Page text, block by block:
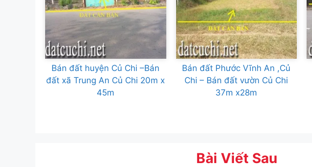
Bán đất huyện Củ Chi –Bán
đất xã Trung An Củ Chi 20m x
45m
Bán đất Phước Vĩnh An ,Củ
Chi – Bán đất vườn Củ Chi
37m x28m
Bài Viết Sau